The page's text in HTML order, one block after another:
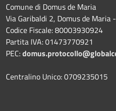
Comune di Domus de Maria
Via Garibaldi 2, Domus de
Codice Fiscale: 80003930924
Partita IVA: 01473770921
PEC:
Centralino Unico: 0709235015